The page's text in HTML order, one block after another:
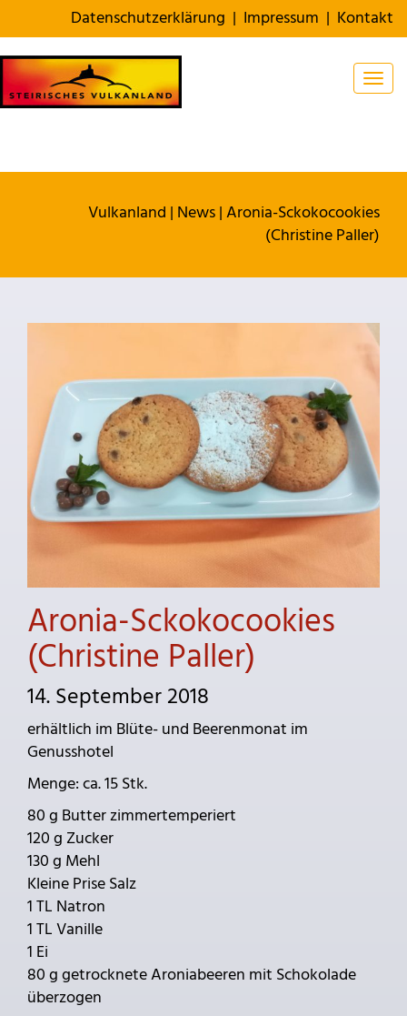
Datenschutzerklärung | Impressum | Kontakt
Vulkanland | News|Aronia-Sckokocookies
(Christine Paller)
Aronia-Sckokocookies
(Christine Paller)
14. September 2018
erhältlich im Blüte- und Beerenmonat im
Genusshotel
Menge: ca. 15 Stk.
80 g Butter zimmertemperiert
120 g Zucker
130 g Mehl
Kleine Prise Salz
1 TL Natron
1 TL Vanille
1 Ei
80 g getrocknete Aroniabeeren mit Schokolade
überzogen